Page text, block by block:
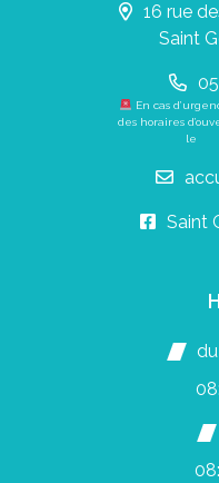
16 rue
Saint
En cas
des horaires
Saint